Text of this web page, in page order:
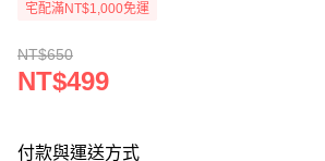
宅配滿NT$1,000免運
NT$650
NT$499
付款與運送方式